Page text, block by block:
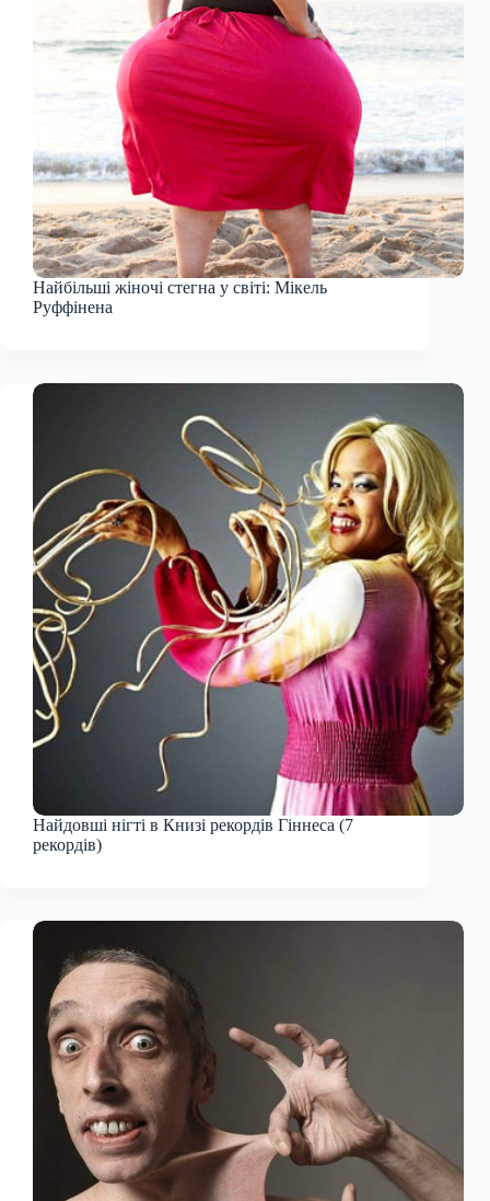
Найбільші жіночі стегна у світі: Мікель
Руффінена
Найдовші нігті в Книзі рекордів Гіннеса (7
рекордів)